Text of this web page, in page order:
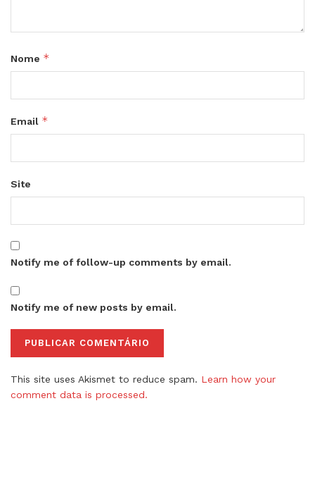
Nome *
Email *
Site
Notify me of follow-up comments by email.
Notify me of new posts by email.
This site uses Akismet to reduce spam. Learn how your
comment data is processed.